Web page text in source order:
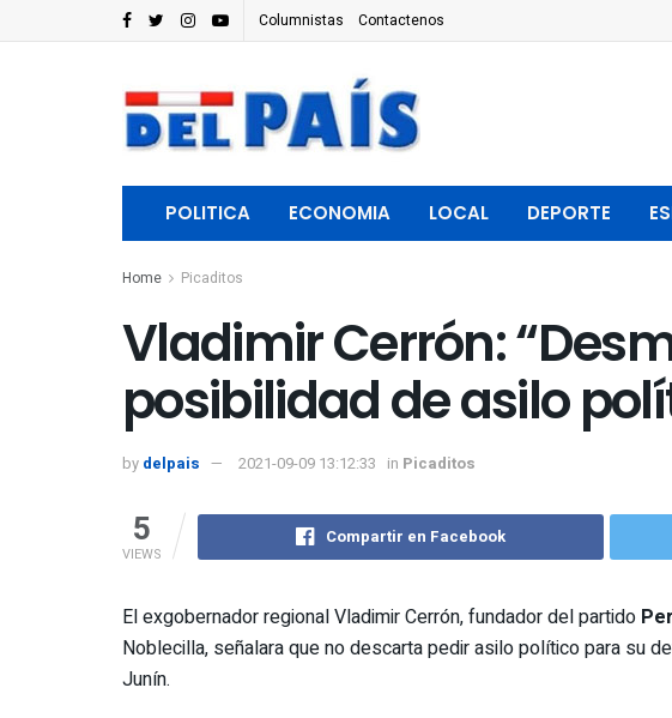
Columnistas Contactenos
POLITICA ECONOMIA LOCAL DEPORTE
Home Picaditos
Vladimir Cerrón:
posibilidad de asilo
by delpais 2021-09-09 13:12:33 in Picaditos
5
VIEWS
Compartir en Facebook
El exgobernador regional Vladimir Cerrón, fundador del partido
Noblecilla, señalara que no descarta pedir asilo político para su
Junín.